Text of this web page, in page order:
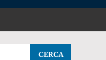
CERCA